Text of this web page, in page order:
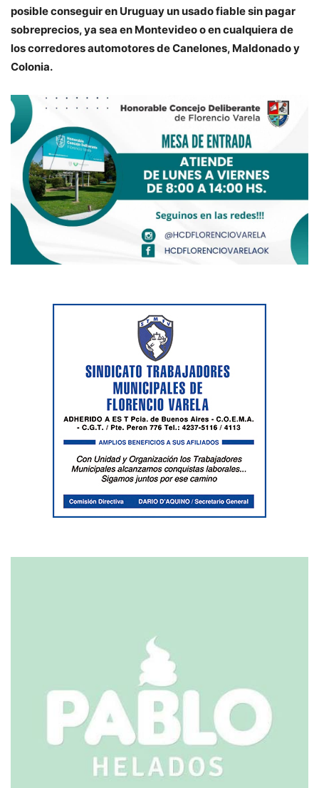
posible conseguir en Uruguay un usado fiable sin pagar
sobreprecios, ya sea en Montevideo o en cualquiera de
los corredores automotores de Canelones, Maldonado y
Colonia.